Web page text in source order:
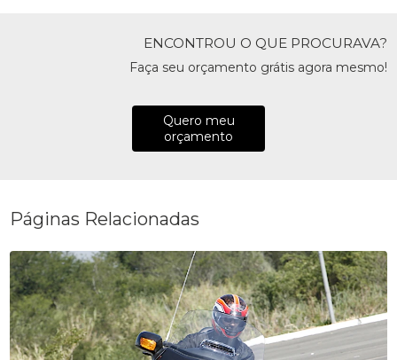
ENCONTROU O QUE PROCURAVA?
Faça seu orçamento grátis agora mesmo!
Quero meu
orçamento
Páginas Relacionadas